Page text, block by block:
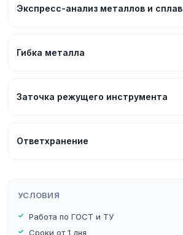
Экспресс-анализ металлов и
Гибка металла
Заточка режущего инструмента
Ответхранение
УСЛОВИЯ
Работа по ГОСТ и ТУ
Сроки от 1 дня